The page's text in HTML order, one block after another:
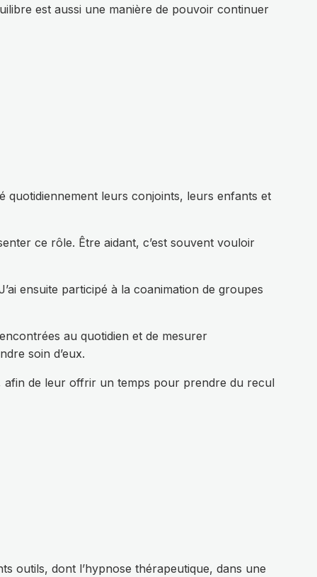
est aussi une manière de pouvoir continuer
quotidiennement leurs conjoints, leurs enfants et
ce rôle. Être aidant, c’est souvent vouloir
ensuite participé à la coanimation de groupes
au quotidien et de mesurer
soin d’eux.
afin de leur offrir un temps pour prendre du recul
outils, dont l’hypnose thérapeutique, dans une